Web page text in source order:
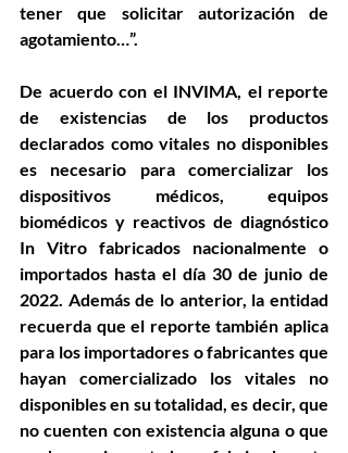
tener que solicitar autorización de
agotamiento…”.
De acuerdo con el INVIMA, el reporte
de existencias de los productos
declarados como vitales no disponibles
es necesario para comercializar los
dispositivos médicos, equipos
biomédicos y reactivos de diagnóstico
In Vitro fabricados nacionalmente o
importados hasta el día 30 de junio de
2022. Además de lo anterior, la entidad
recuerda que el reporte también aplica
para los importadores o fabricantes que
hayan comercializado los vitales no
disponibles en su totalidad, es decir, que
no cuenten con existencia alguna o que